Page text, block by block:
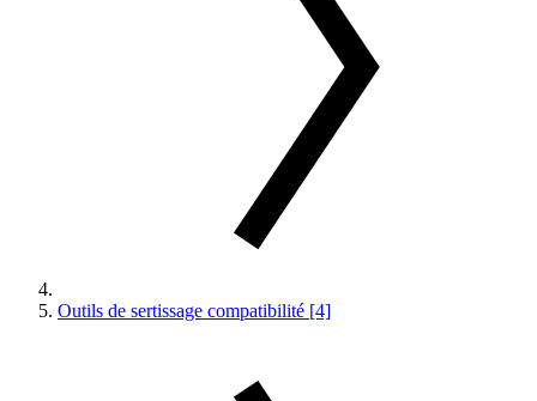
Outils de sertissage compatibilité [4]